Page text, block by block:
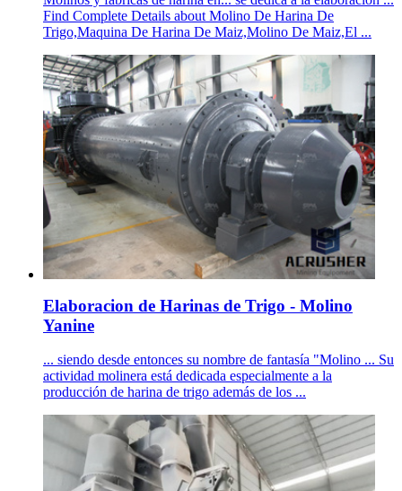
Find Complete Details about Molino De Harina De
Trigo,Maquina De Harina De Maiz,Molino De Maiz,El ...
Elaboracion de Harinas de Trigo - Molino
Yanine
... siendo desde entonces su nombre de fantasía "Molino ... Su
actividad molinera está dedicada especialmente a la
producción de harina de trigo además de los ...